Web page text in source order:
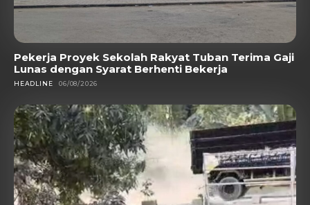
Pekerja Proyek Sekolah Rakyat Tuban Terima Gaji
Lunas dengan Syarat Berhenti Bekerja
HEADLINE 06/08/2026